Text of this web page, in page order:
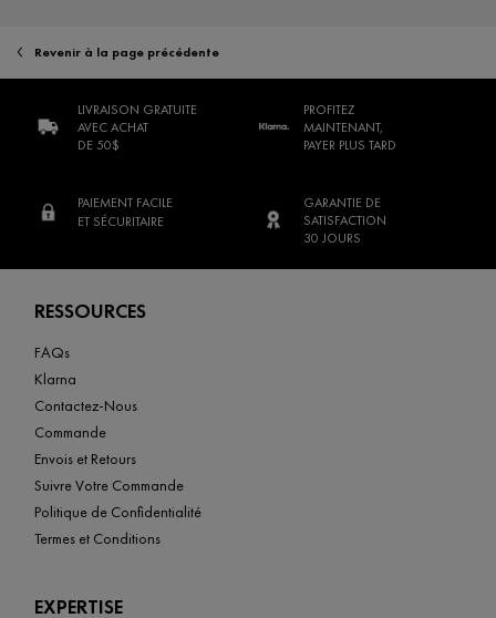
Revenir à la page précédente
LIVRAISON GRATUITE
AVEC ACHAT
DE 50$
PROFITEZ
MAINTENANT,
PAYER PLUS TARD
PAIEMENT FACILE
ET SÉCURITAIRE
GARANTIE DE
SATISFACTION
30 JOURS
RESSOURCES
FAQs
Klarna
Contactez-Nous
Commande
Envois et Retours
Suivre Votre Commande
Politique de Confidentialité
Termes et Conditions
EXPERTISE